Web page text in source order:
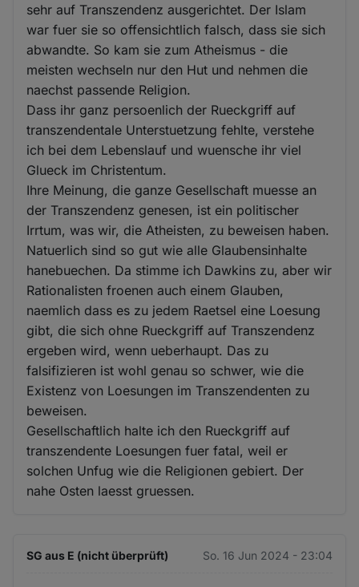
sehr auf Transzendenz ausgerichtet. Der Islam
war fuer sie so offensichtlich falsch, dass sie sich
abwandte. So kam sie zum Atheismus - die
meisten wechseln nur den Hut und nehmen die
naechst passende Religion.
Dass ihr ganz persoenlich der Rueckgriff auf
transzendentale Unterstuetzung fehlte, verstehe
ich bei dem Lebenslauf und wuensche ihr viel
Glueck im Christentum.
Ihre Meinung, die ganze Gesellschaft muesse an
der Transzendenz genesen, ist ein politischer
Irrtum, was wir, die Atheisten, zu beweisen haben.
Natuerlich sind so gut wie alle Glaubensinhalte
hanebuechen. Da stimme ich Dawkins zu, aber wir
Rationalisten froenen auch einem Glauben,
naemlich dass es zu jedem Raetsel eine Loesung
gibt, die sich ohne Rueckgriff auf Transzendenz
ergeben wird, wenn ueberhaupt. Das zu
falsifizieren ist wohl genau so schwer, wie die
Existenz von Loesungen im Transzendenten zu
beweisen.
Gesellschaftlich halte ich den Rueckgriff auf
transzendente Loesungen fuer fatal, weil er
solchen Unfug wie die Religionen gebiert. Der
nahe Osten laesst gruessen.
SG aus E (nicht überprüft) So. 16 Jun 2024 - 23:04